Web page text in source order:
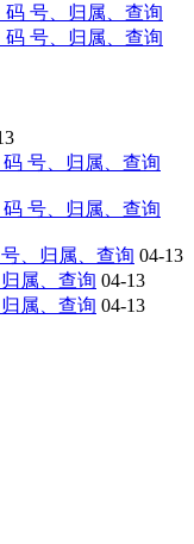
码 号、归属、查询
码 号、归属、查询
号、归属、查询
号、归属、查询
、归属、查询 04-13
属、查询 04-13
属、查询 04-13